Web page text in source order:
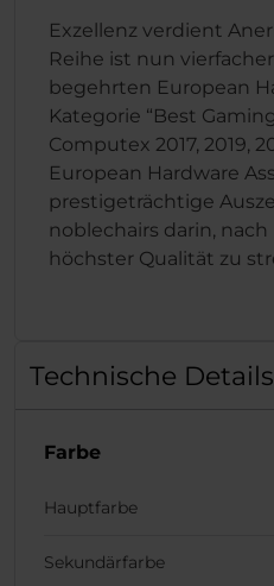
Exzellenz verdient
Reihe ist nun
begehrten European
Kategorie “Best
Computex 2017, 2019,
European Hardware
prestigeträchtige
noblechairs darin,
höchster Qualität zu
Technische Details
Farbe
Hauptfarbe
Sekundärfarbe